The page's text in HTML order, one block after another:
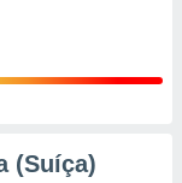
(Suíça)